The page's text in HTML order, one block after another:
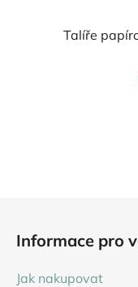
Talíře
Informace pro
Jak nakupovat